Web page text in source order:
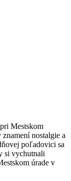
Mestskom
nostalgie a
poľadovici sa
si vychutnali
úrade v